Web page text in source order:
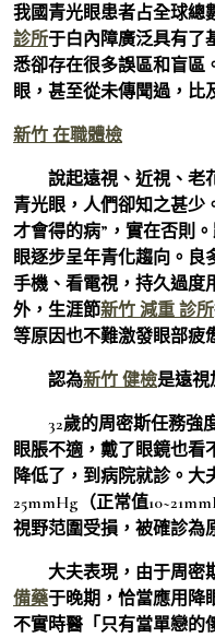
我國青光眼患者占全球總
診所于白內障廣泛具有了
悉卻存在很多誤區和盲區
眼，甚至從未傳聞過，比
新竹 在職體檢
說起遠視、近視、老
青光眼，人們卻知之甚少
才會得的病”，實在否則
眼逐步呈年青化趨向。良
手機、看電視，持久過度
外，生涯節新竹 減重 診所
等原因也不難激發眼部疲
認為新竹 健檢是遠視
32歲的周密斯任務強
眼脹不適，戴了眼鏡也看
降低了，到病院就診。大
25mmHg（正常值
視野范圍受損，被確診為
大夫表現，由于周密
備藥于晚期，恰當應用降
不實時醫「只有當單戀的